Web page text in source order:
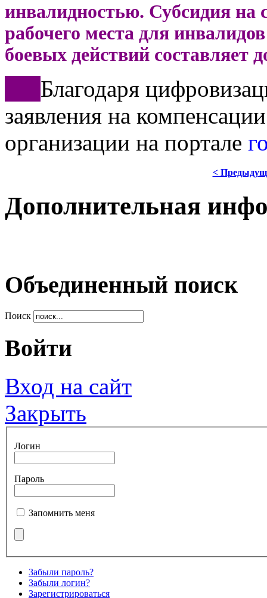
инвалидностью. Субсидия на
рабочего места для
боевых действий составляет
Благодаря
заявления на
организации на портале
<
Дополнительная
Объединенный поиск
Поиск
Войти
Вход на сайт
Закрыть
Логин
Пароль
Запомнить меня
Забыли пароль?
Забыли логин?
Зарегистрироваться